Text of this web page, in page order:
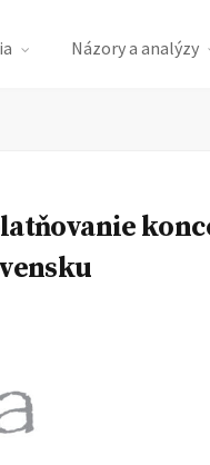
Názory a analýzy